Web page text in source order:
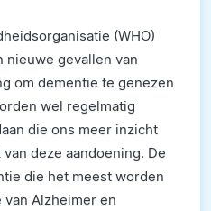
(WHO)
nieuwe gevallen van
om dementie te genezen
wel regelmatig
die ons meer inzicht
deze aandoening. De
die het meest worden
Alzheimer en